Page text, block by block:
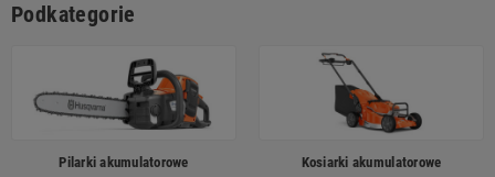
Podkategorie
Pilarki akumulatorowe Kosiarki akumulatorowe